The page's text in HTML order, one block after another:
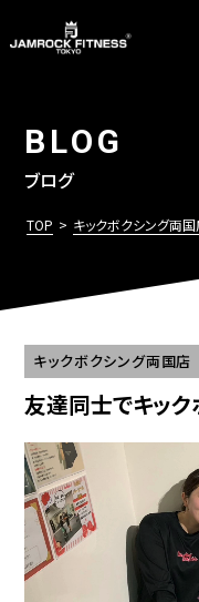
BLOG
ブログ
TOP > キックボクシング両
キックボクシング両国店
友達同士でキック
動
画
プ
レ
ー
ヤ